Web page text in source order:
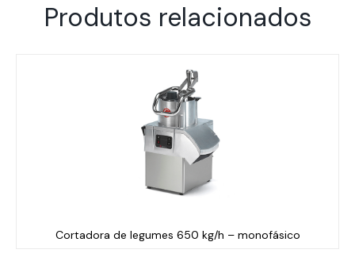
Produtos relacionados
Cortadora de legumes 650 kg/h – monofásico